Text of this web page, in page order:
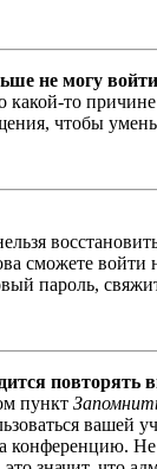
не могу
то
чтобы
сможете войти
пароль,
повторять
пункт
вашей
конференцию. Не